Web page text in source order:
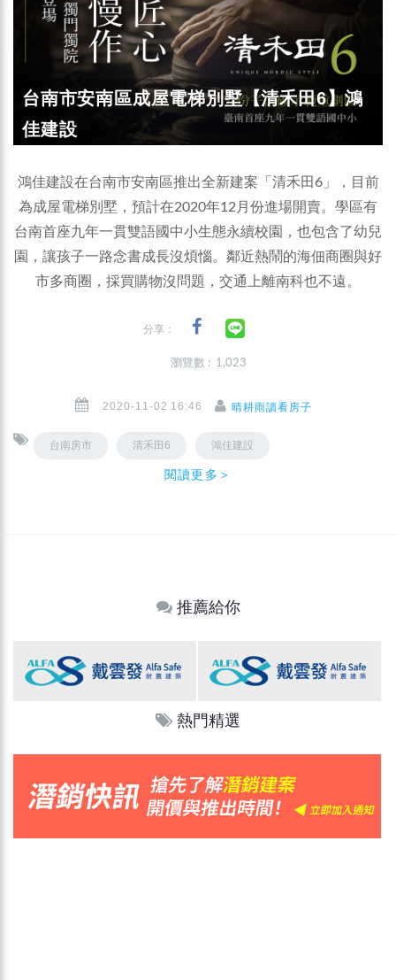
台南市安南區成屋電梯別墅【清禾田6】鴻
佳建設
鴻佳建設在台南市安南區推出全新建案「清禾田6」，目前
為成屋電梯別墅，預計在2020年12月份進場開賣。學區有
台南首座九年一貫雙語國中小生態永續校園，也包含了幼兒
園，讓孩子一路念書成長沒煩惱。鄰近熱鬧的海佃商圈與好
市多商圈，採買購物沒問題，交通上離南科也不遠。
分享：
瀏覽數 : 1,023
2020-11-02 16:46 晴耕雨讀看房子
台南房市 清禾田6 鴻佳建設
閱讀更多＞
推薦給你
熱門精選